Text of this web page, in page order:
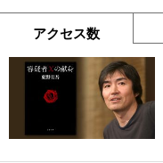
アクセス数